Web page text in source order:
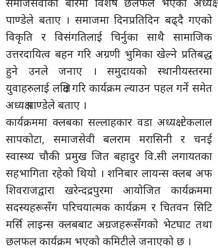
पाण्डेले बताए । समाजमा दिनप्रतिदिन बढ्दै गएको
विकृति र विसंगतिलाई चिर्नुका साथै सामाजिक
उत्तरदायित्व बहन गरि अग्रणी भुमिका खेल्ने प्रतिबद्ध
हुने उनले जनाए । समुदायको स्थानीयस्तरमा
युवाहरुलाई लक्षित गरि कार्यक्रम ल्याउन पहल गर्ने समेत
अध्यक्ष पाण्डेले बताए ।
कार्यक्रममा क्लबका सल्लाहकार वडा अध्यक्ष टेकलाल
सापकोटा, समाजसेवी बलराम मरासिनी र चनई
स्वास्थ्य चौकी प्रमुख जित बहादुर वि.सी लगायतका
सहभागिता रहेको थियो । शनिबार लायन्स क्लब अफ
शिवराजद्वारा खरेन्दद्रपुरमा आयोजित कार्यक्रममा
सदस्यहरूसँग परिचयात्मक कार्यक्रम र चितवन सिटि
मर्सि लाइन्स क्लबबाट अग्रजहरूसँगको भेटघाट तथा
छलफल कार्यक्रम भएको कमिटीले जनाएको छ ।